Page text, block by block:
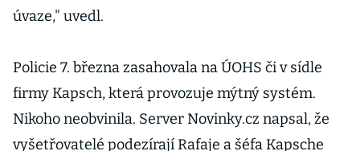
úvaze," uvedl.
Policie 7. března zasahovala na ÚOHS či v sídle
firmy Kapsch, která provozuje mýtný systém.
Nikoho neobvinila. Server Novinky.cz napsal, že
vyšetřovatelé podezírají Rafaje a šéfa Kapsche